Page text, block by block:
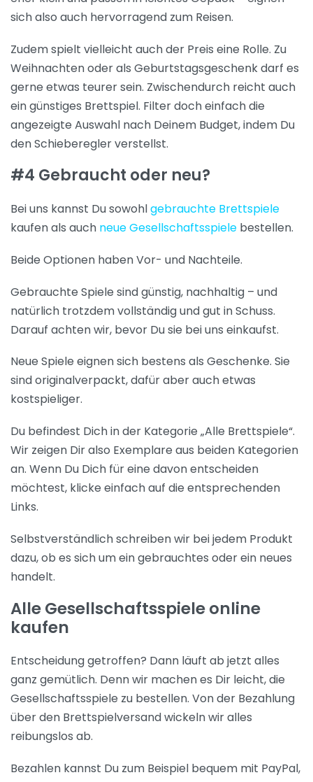
sich also auch hervorragend zum Reisen.
Zudem spielt vielleicht auch der Preis eine Rolle. Zu
Weihnachten oder als Geburtstagsgeschenk darf es
gerne etwas teurer sein. Zwischendurch reicht auch
ein günstiges Brettspiel. Filter doch einfach die
angezeigte Auswahl nach Deinem Budget, indem Du
den Schieberegler verstellst.
#4 Gebraucht oder neu?
Bei uns kannst Du sowohlgebrauchte Brettspiele
kaufen als auch neue Gesellschaftsspiele bestellen.
Beide Optionen haben Vor- und Nachteile.
Gebrauchte Spiele sind günstig, nachhaltig – und
natürlich trotzdem vollständig und gut in Schuss.
Darauf achten wir, bevor Du sie bei uns einkaufst.
Neue Spiele eignen sich bestens als Geschenke. Sie
sind originalverpackt, dafür aber auch etwas
kostspieliger.
Du befindest Dich in der Kategorie „Alle Brettspiele“.
Wir zeigen Dir also Exemplare aus beiden Kategorien
an. Wenn Du Dich für eine davon entscheiden
möchtest, klicke einfach auf die entsprechenden
Links.
Selbstverständlich schreiben wir bei jedem Produkt
dazu, ob es sich um ein gebrauchtes oder ein neues
handelt.
Alle Gesellschaftsspiele online
kaufen
Entscheidung getroffen? Dann läuft ab jetzt alles
ganz gemütlich. Denn wir machen es Dir leicht, die
Gesellschaftsspiele zu bestellen. Von der Bezahlung
über den Brettspielversand wickeln wir alles
reibungslos ab.
Bezahlen kannst Du zum Beispiel bequem mit PayPal,